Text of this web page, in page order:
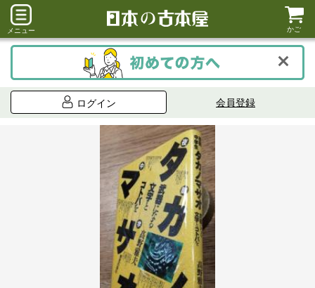
メニュー かご
ログイン 会員登録